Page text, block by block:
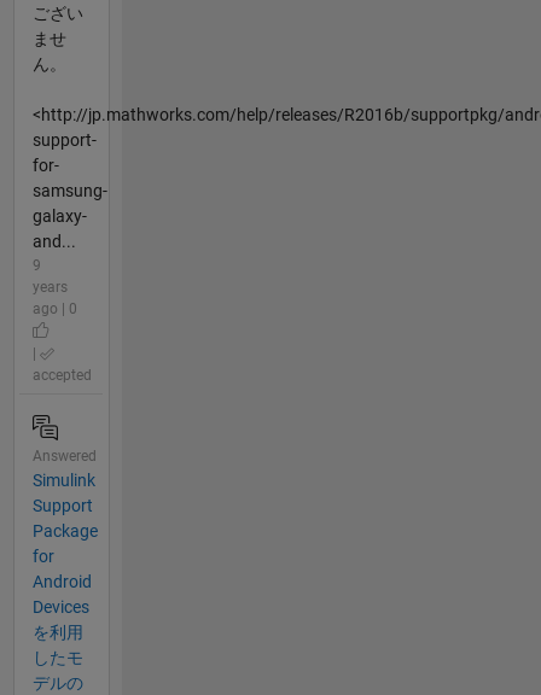
ござい
ませ
ん。
<http://jp.mathworks.com/help/releases/R2016b/supportpkg/
support-
for-
samsung-
galaxy-
and...
9
years
ago | 0
accepted
Answered
Simulink
Support
Package
for
Android
Devices
を利用
したモ
デルの